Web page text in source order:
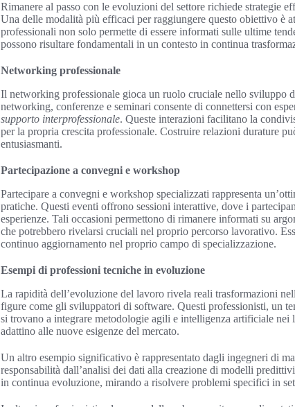
Rimanere al passo con le evoluzioni del settore richiede strategie
Una delle modalità più efficaci per raggiungere questo obiettivo è
professionali non solo permette di essere informati sulle ultime
possono risultare fondamentali in un contesto in continua
Networking professionale
Il networking professionale gioca un ruolo cruciale nello sviluppo
networking, conferenze e seminari consente di connettersi con
supporto interprofessionale. Queste interazioni facilitano la
per la propria crescita professionale. Costruire relazioni durature
entusiasmanti.
Partecipazione a convegni e workshop
Partecipare a convegni e workshop specializzati rappresenta
pratiche. Questi eventi offrono sessioni interattive, dove i
esperienze. Tali occasioni permettono di rimanere informati su
che potrebbero rivelarsi cruciali nel proprio percorso lavorativo.
continuo aggiornamento nel proprio campo di specializzazione.
Esempi di professioni tecniche in evoluzione
La rapidità dell’evoluzione del lavoro rivela reali trasformazioni
figure come gli sviluppatori di software. Questi professionisti, un
si trovano a integrare metodologie agili e intelligenza artificiale
adattino alle nuove esigenze del mercato.
Un altro esempio significativo è rappresentato dagli ingegneri di
responsabilità dall’analisi dei dati alla creazione di modelli
in continua evoluzione, mirando a risolvere problemi specifici in